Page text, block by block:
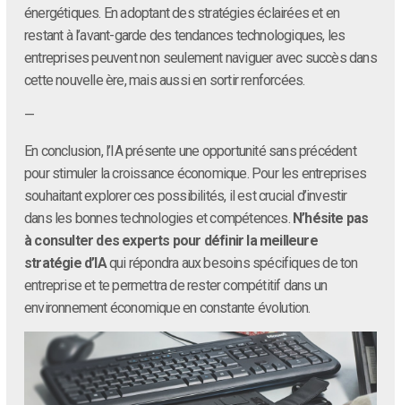
énergétiques. En adoptant des stratégies éclairées et en
restant à l’avant-garde des tendances technologiques, les
entreprises peuvent non seulement naviguer avec succès dans
cette nouvelle ère, mais aussi en sortir renforcées.
—
En conclusion, l’IA présente une opportunité sans précédent
pour stimuler la croissance économique. Pour les entreprises
souhaitant explorer ces possibilités, il est crucial d’investir
dans les bonnes technologies et compétences. N’hésite pas
à consulter des experts pour définir la meilleure
stratégie d’IAqui répondra aux besoins spécifiques de ton
entreprise et te permettra de rester compétitif dans un
environnement économique en constante évolution.